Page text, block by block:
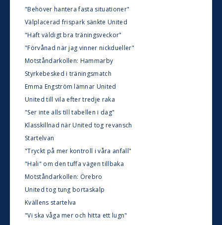
"Behöver hantera fasta situationer"
Välplacerad frispark sänkte United
"Haft väldigt bra träningsveckor"
"Förvånad när jag vinner nickdueller"
Motståndarkollen: Hammarby
Styrkebesked i träningsmatch
Emma Engström lämnar United
United till vila efter tredje raka
"Ser inte alls till tabellen i dag"
Klasskillnad när United tog revansch
Startelvan
"Tryckt på mer kontroll i våra anfall"
"Hali" om den tuffa vägen tillbaka
Motståndarkollen: Örebro
United tog tung bortaskalp
Kvällens startelva
"Vi ska våga mer och hitta ett lugn"